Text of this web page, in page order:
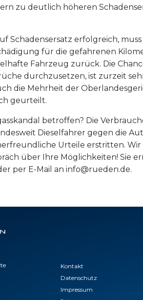
zu deutlich höheren
Schadensersatz erfolgreich,
für die gefahrenen
Fahrzeug zurück. Die
durchzusetzen, ist zurzeit
die Mehrheit der
geurteilt.
betroffen? Die
Dieselfahrer gegen die
Urteile erstritten. Wir
über Ihre Möglichkeiten! Sie
per E-Mail an info@rueden.de.
Kontakt
Datenschutz
Impressum